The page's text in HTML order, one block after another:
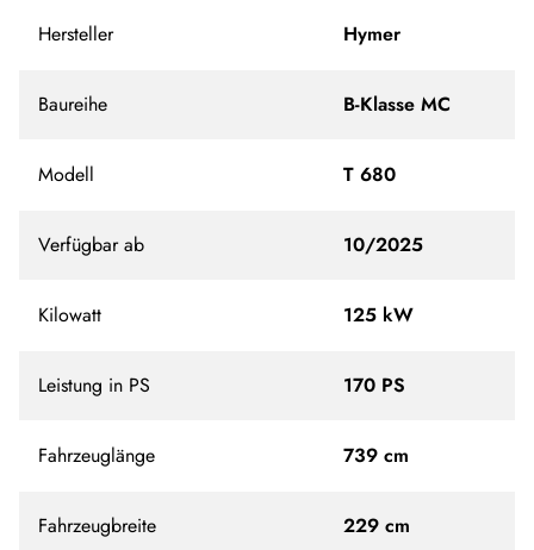
Hersteller Hymer
Baureihe B-Klasse MC
Modell T 680
Verfügbar ab 10/2025
Kilowatt 125 kW
Leistung in PS 170 PS
Fahrzeuglänge 739 cm
Fahrzeugbreite 229 cm